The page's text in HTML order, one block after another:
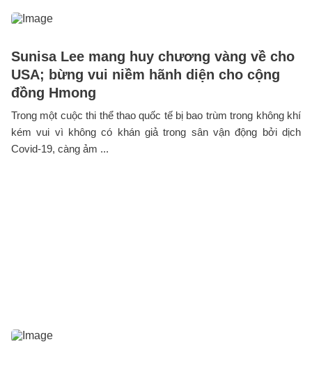
Sunisa Lee mang huy chương vàng về cho
USA; bừng vui niềm hãnh diện cho cộng
đồng Hmong
Trong một cuộc thi thể thao quốc tế bị bao trùm trong không khí
kém vui vì không có khán giả trong sân vận động bởi dịch
Covid-19, càng ảm ...